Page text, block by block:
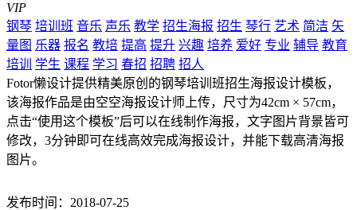
VIP
钢琴 培训班 音乐 声乐 教学 招生海报 招生 琴行 艺术 简洁 矢
量图 乐器 报名 教培 提高 提升 兴趣 培养 爱好 专业 辅导 教育
培训
学生 课程 学习 春招 招聘 招人
Fotor懒设计提供精美原创的钢琴培训班招生海报设计模板，
该海报作品是由空空海报设计师上传，尺寸为42cm × 57cm，
点击“使用这个模板”后可以在线制作海报，文字图片背景皆可
修改，3分钟即可在线高效完成海报设计，并能下载高清海报
图片。
发布时间：2018-07-25